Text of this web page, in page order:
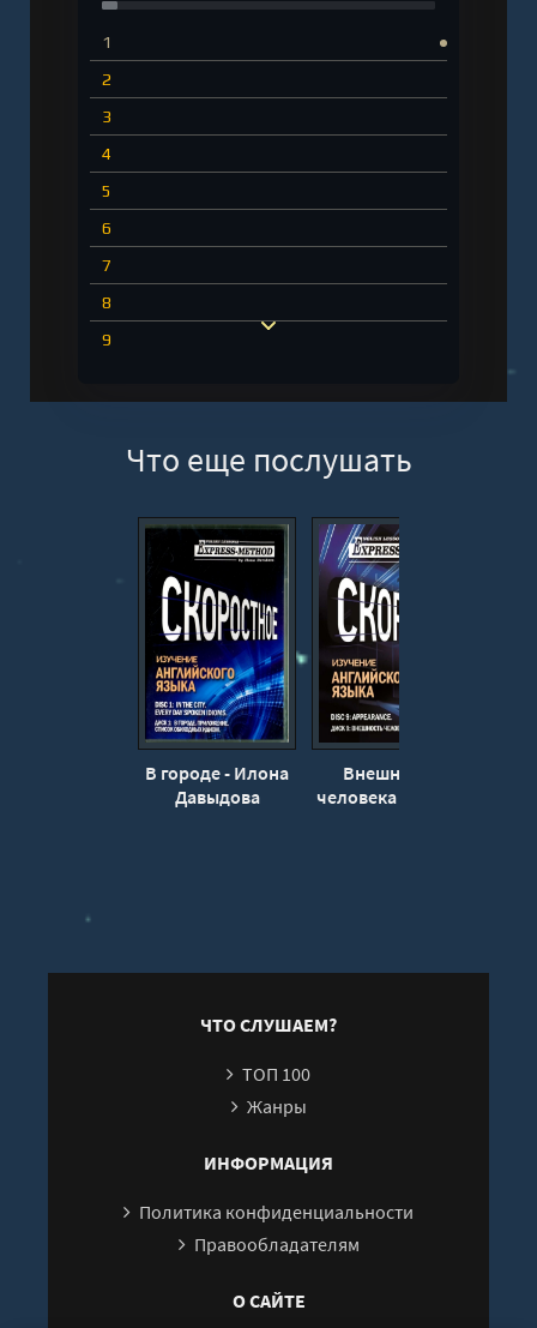
1
2
3
4
5
6
7
8
9
Что еще послушать
В городе - Илона
Давыдова
Внешность
человека - Илона
ЧТО СЛУШАЕМ?
ТОП 100
Жанры
ИНФОРМАЦИЯ
Политика конфиденциальности
Правообладателям
О САЙТЕ